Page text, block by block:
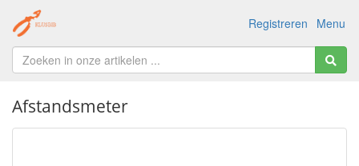
Menu
Registreren
Afstandsmeter